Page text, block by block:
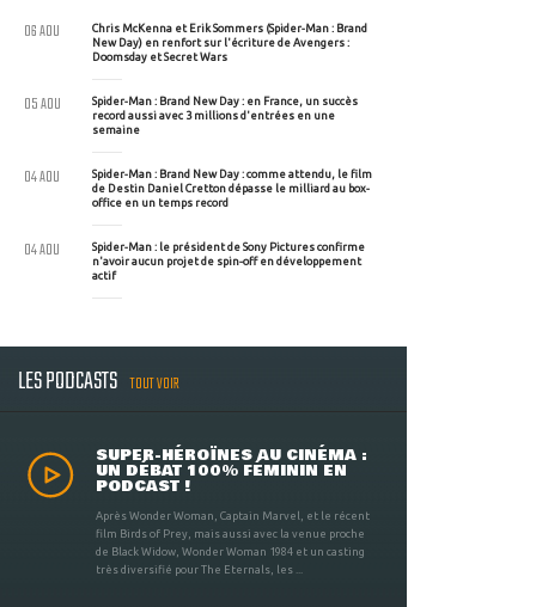
Chris McKenna et Erik Sommers (Spider-Man : Brand
New Day) en renfort sur l'écriture de Avengers :
Doomsday et Secret Wars
06 AOU
Spider-Man : Brand New Day : en France, un succès
record aussi avec 3 millions d'entrées en une
semaine
05 AOU
Spider-Man : Brand New Day : comme attendu, le film
de Destin Daniel Cretton dépasse le milliard au box-
office en un temps record
04 AOU
Spider-Man : le président de Sony Pictures confirme
n'avoir aucun projet de spin-off en développement
actif
04 AOU
LES PODCASTS TOUT VOIR
SUPER-HÉROÏNES AU CINÉMA :
UN DÉBAT 100% FÉMININ EN
PODCAST !
Après Wonder Woman, Captain Marvel, et le récent
film Birds of Prey, mais aussi avec la venue proche
de Black Widow, Wonder Woman 1984 et un casting
très diversifié pour The Eternals, les ...